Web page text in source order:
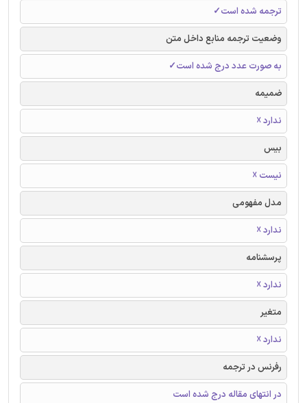
ترجمه شده است✓
وضعیت ترجمه منابع داخل متن
به صورت عدد درج شده است✓
ضمیمه
ندارد ☓
بیس
نیست ☓
مدل مفهومی
ندارد ☓
پرسشنامه
ندارد ☓
متغیر
ندارد ☓
رفرنس در ترجمه
در انتهای مقاله درج شده است